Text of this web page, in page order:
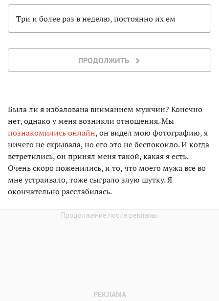
Три и более раз в неделю, постоянно их ем
ПРОДОЛЖИТЬ
Была ли я избалована вниманием мужчин? Конечно
нет, однако у меня возникли отношения. Мы
познакомились онлайн, он видел мою фотографию, я
ничего не скрывала, но его это не беспокоило. И когда
встретились, он принял меня такой, какая я есть.
Очень скоро поженились, и то, что моего мужа все во
мне устраивало, тоже сыграло злую шутку. Я
окончательно расслабилась.